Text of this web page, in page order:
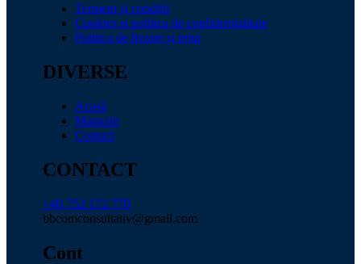
Termeni și condiții
Cookies si politica de confidențialitate
Politica de livrare și retur
DIVERSE
Acasă
Magazin
Contact
CONTACT
+40 752 172 770
bbcomconsultativ@gmail.com
Cont